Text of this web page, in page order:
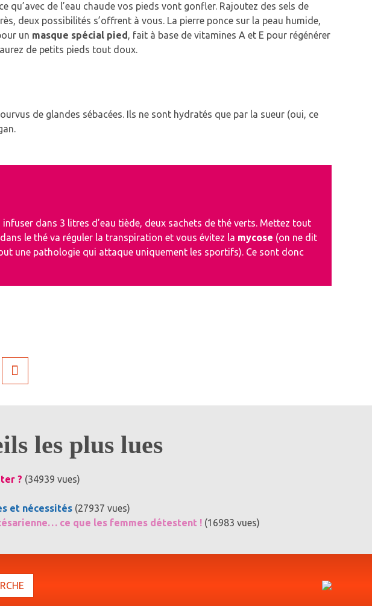
qu’avec de l’eau chaude vos pieds vont gonfler. Rajoutez des sels de
deux possibilités s’offrent à vous. La pierre ponce sur la peau humide,
un masque spécial pied, fait à base de vitamines A et E pour régénérer
de petits pieds tout doux.
de glandes sébacées. Ils ne sont hydratés que par la sueur (oui, ce
infuser dans 3 litres d’eau tiède, deux sachets de thé verts. Mettez tout
le thé va réguler la transpiration et vous évitez la mycose (on ne dit
une pathologie qui attaque uniquement les sportifs). Ce sont donc
les plus lues
? (34939 vues)
et nécessités (27937 vues)
ce que les femmes détestent ! (16983 vues)